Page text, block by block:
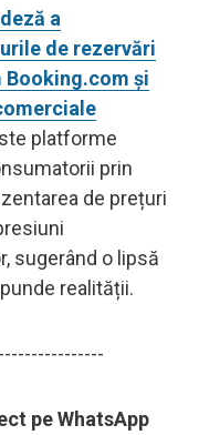
a
de rezervări
Booking.com și
platforme
prin
de prețuri
sugerând o lipsă
realității.
pe WhatsApp